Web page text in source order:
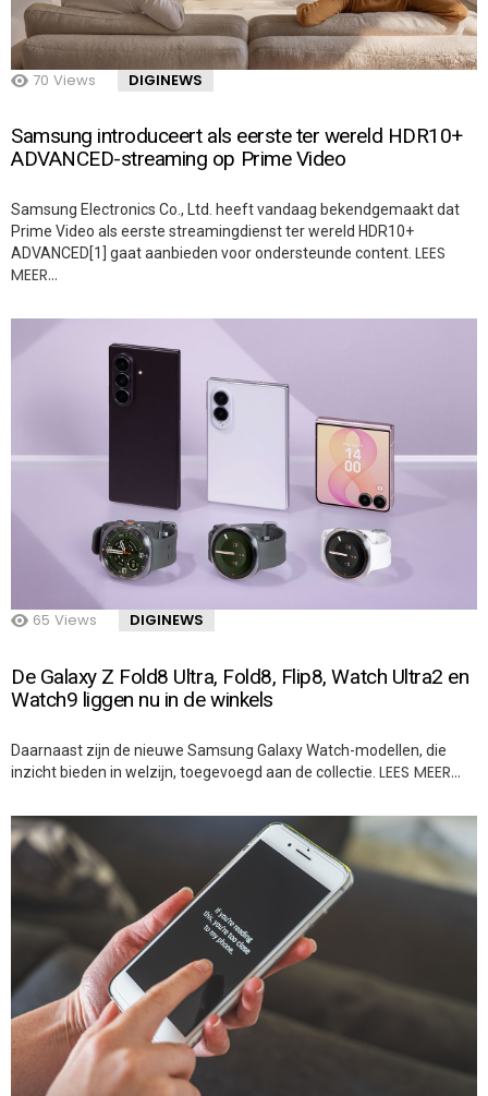
70 Views DIGINEWS
Samsung introduceert als eerste ter wereld HDR10+
ADVANCED-streaming op Prime Video
Samsung Electronics Co., Ltd. heeft vandaag bekendgemaakt dat
Prime Video als eerste streamingdienst ter wereld HDR10+
ADVANCED[1] gaat aanbieden voor ondersteunde content. LEES
MEER…
65 Views DIGINEWS
De Galaxy Z Fold8 Ultra, Fold8, Flip8, Watch Ultra2 en
Watch9 liggen nu in de winkels
Daarnaast zijn de nieuwe Samsung Galaxy Watch-modellen, die
inzicht bieden in welzijn, toegevoegd aan de collectie. LEES MEER…